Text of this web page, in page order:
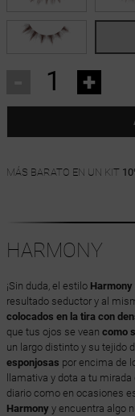
+
MÁS BARATO EN UN KIT
HARMONY
¡Sin duda, el estilo Harmony
resultado seductor y al
colocados en la tira con
que tus ojos se vean como
un largo distinto y su tejido
esponjosas por encima de
llamativa y dota a tu
diario como en ocasiones
Harmony y encuentra algo